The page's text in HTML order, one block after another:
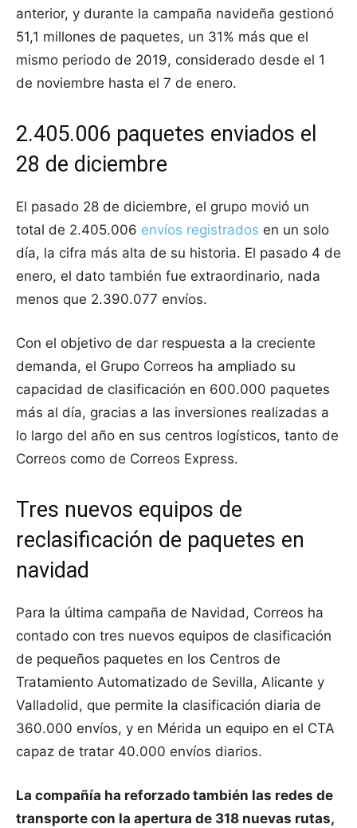
anterior, y durante la campaña navideña gestionó
51,1 millones de paquetes, un 31% más que el
mismo periodo de 2019, considerado desde el 1
de noviembre hasta el 7 de enero.
2.405.006 paquetes enviados el
28 de diciembre
El pasado 28 de diciembre, el grupo movió un
total de 2.405.006 envíos registrados en un solo
día, la cifra más alta de su historia. El pasado 4 de
enero, el dato también fue extraordinario, nada
menos que 2.390.077 envíos.
Con el objetivo de dar respuesta a la creciente
demanda, el Grupo Correos ha ampliado su
capacidad de clasificación en 600.000 paquetes
más al día, gracias a las inversiones realizadas a
lo largo del año en sus centros logísticos, tanto de
Correos como de Correos Express.
Tres nuevos equipos de
reclasificación de paquetes en
navidad
Para la última campaña de Navidad, Correos ha
contado con tres nuevos equipos de clasificación
de pequeños paquetes en los Centros de
Tratamiento Automatizado de Sevilla, Alicante y
Valladolid, que permite la clasificación diaria de
360.000 envíos, y en Mérida un equipo en el CTA
capaz de tratar 40.000 envíos diarios.
La compañía ha reforzado también las redes de
transporte con la apertura de 318 nuevas rutas,